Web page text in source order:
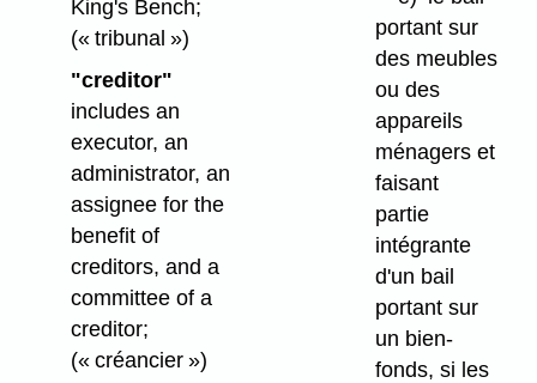
King's Bench;
(« tribunal »)
"creditor"
includes an
executor, an
administrator, an
assignee for the
benefit of
creditors, and a
committee of a
creditor;
(« créancier »)
portant sur
des meubles
ou des
appareils
ménagers et
faisant
partie
intégrante
d'un bail
portant sur
un bien-
fonds, si les